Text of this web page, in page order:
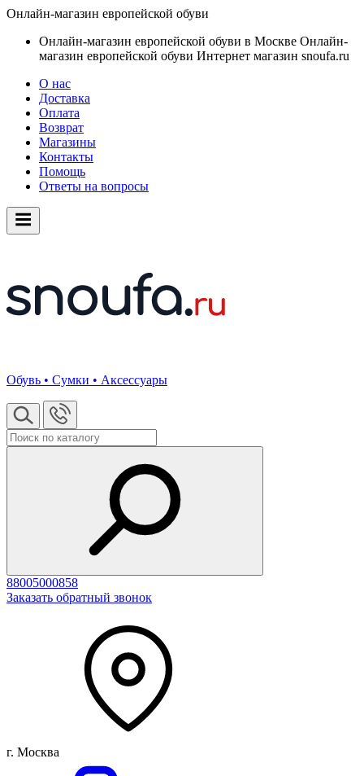
Онлайн-магазин европейской обуви
Онлайн-магазин европейской обуви в Москве Онлайн-
магазин европейской обуви Интернет магазин snoufa.ru
О нас
Доставка
Оплата
Возврат
Магазины
Контакты
Помощь
Ответы на вопросы
Обувь • Сумки • Аксессуары
88005000858
Заказать обратный звонок
г. Москва